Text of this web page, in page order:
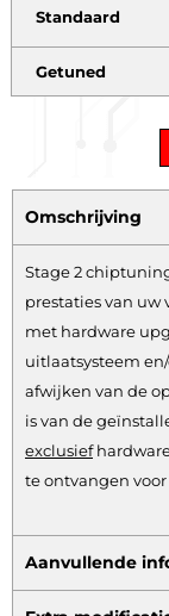
Standaard
Getuned
Omschrijving
Stage 2
prestaties van
met hardware
uitlaatsysteem
afwijken van de
is van de
exclusief
te ontvangen
Aanvullende